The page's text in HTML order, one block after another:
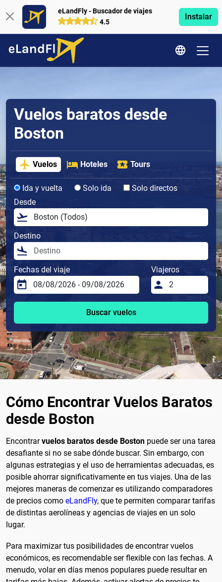
eLandFly - Buscador de viajes
4.5
Instalar
Vuelos baratos desde
Boston
Vuelos Hoteles Tours
Ida y vuelta Solo ida
Solo directos
Desde
Destino
Fechas del viaje Viajeros
Buscar vuelos
Cómo Encontrar Vuelos Baratos
desde Boston
Encontrarvuelos baratos desde Boston puede ser una tarea
desafiante si no se sabe dónde buscar. Sin embargo, con
algunas estrategias y el uso de herramientas adecuadas, es
posible ahorrar significativamente en tus viajes. Una de las
mejores maneras de comenzar es utilizando comparadores
de precios como eLandFly, que te permiten comparar tarifas
de distintas aerolíneas y agencias de viajes en un solo
lugar.
Para maximizar tus posibilidades de encontrar vuelos
económicos, es recomendable ser flexible con las fechas. A
menudo, volar en días menos populares puede resultar en